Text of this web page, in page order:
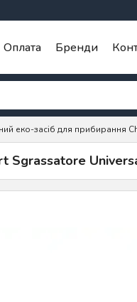
Оплата Бренди
еко-засіб для прибирання
Sgrassatore